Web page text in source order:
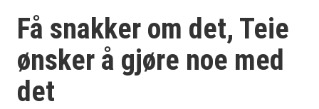
Få snakker om det, Teie
ønsker å gjøre noe med
det